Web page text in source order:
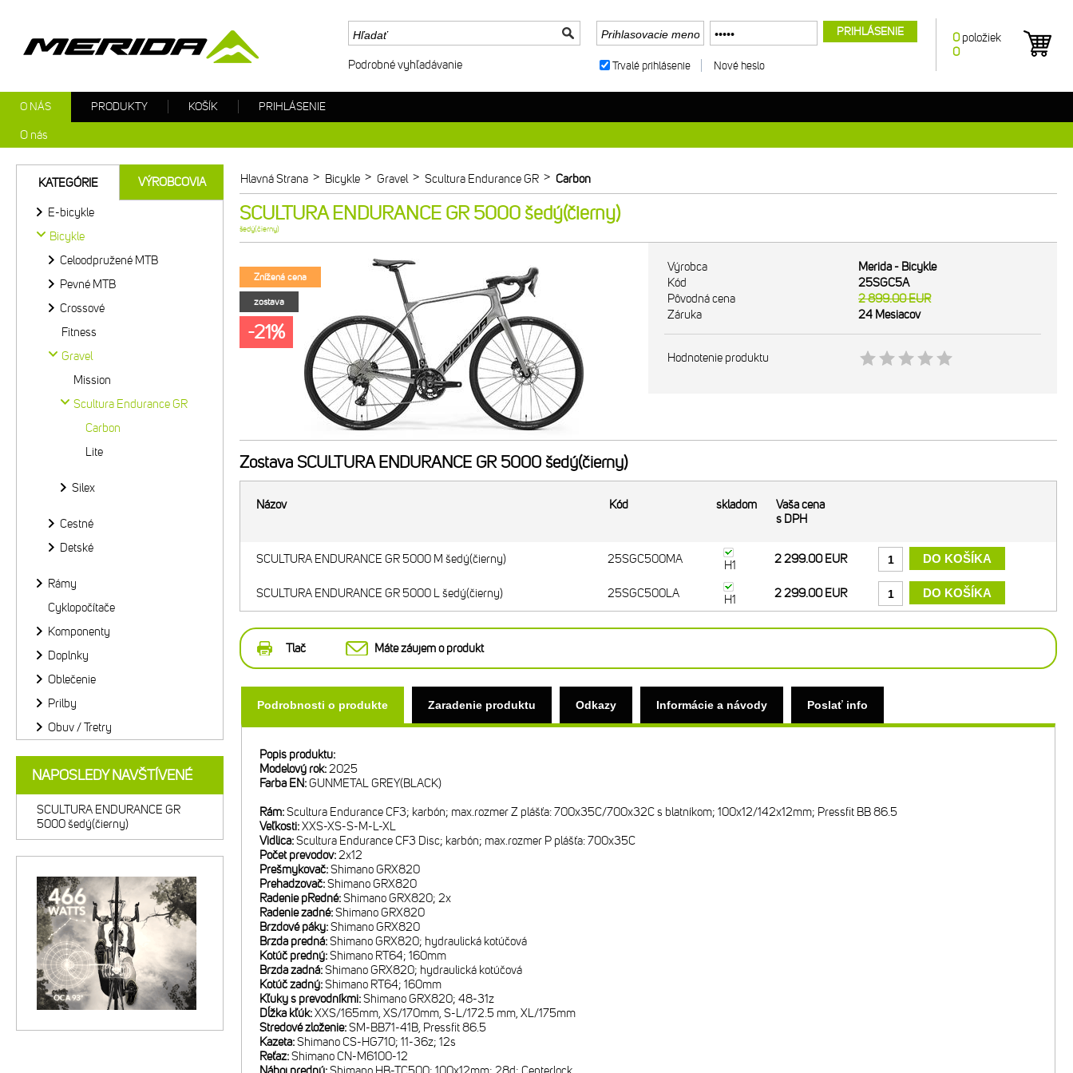
Hlavná Strana > Bicykle > Gravel > Scultura Endurance GR > Carbon
SCULTURA ENDURANCE GR 5000 šedý(čierny)
šedý(čierny)
Znížená cena
zostava
-21%
Výrobca
Merida - Bicykle
Kód
25SGC5A
Pôvodná cena
2 899.00EUR
Záruka
24 Mesiacov
Hodnotenie produktu
Zostava SCULTURA ENDURANCE GR 5000 šedý(čierny)
Názov Kód skladom
Vaša cena
s DPH
SCULTURA ENDURANCE GR 5000 M šedý(čierny) 25SGC500MA H1 2 299.00 EUR
SCULTURA ENDURANCE GR 5000 L šedý(čierny) 25SGC500LA H1 2 299.00 EUR
Tlač Máte záujem o produkt
Podrobnosti o produkte Zaradenie produktu Odkazy Informácie a návody Poslať info
Popis produktu:
Modelový rok:2025
Farba EN:GUNMETAL GREY(BLACK)
Rám:Scultura Endurance CF3; karbón; max.rozmer Z plášťa: 700x35C/700x32C s blatníkom; 100x12/142x12mm; Pressfit BB 86.5
Veľkosti:XXS-XS-S-M-L-XL
Vidlica:Scultura Endurance CF3 Disc; karbón; max.rozmer P plášťa: 700x35C
Počet prevodov:2x12
Prešmykovač:Shimano GRX820
Prehadzovač:Shimano GRX820
Radenie pRedné:Shimano GRX820; 2x
Radenie zadné:Shimano GRX820
Brzdové páky:Shimano GRX820
Brzda predná:Shimano GRX820; hydraulická kotúčová
Kotúč predný:Shimano RT64; 160mm
Brzda zadná:Shimano GRX820; hydraulická kotúčová
Kotúč zadný:Shimano RT64; 160mm
Kľuky s prevodníkmi:Shimano GRX820; 48-31z
Dĺžka kľúk:XXS/165mm, XS/170mm, S-L/172.5 mm, XL/175mm
Stredové zloženie:SM-BB71-41B, Pressfit 86.5
Kazeta:Shimano CS-HG710; 11-36z; 12s
Reťaz:Shimano CN-M6100-12
KATEGÓRIE VÝROBCOVIA
E-bicykle
Bicykle
Celoodpružené MTB
Pevné MTB
Crossové
Fitness
Gravel
Mission
Scultura Endurance GR
Carbon
Lite
Silex
Cestné
Detské
Rámy
Cyklopočítače
Komponenty
Doplnky
Oblečenie
Prilby
Obuv / Tretry
NAPOSLEDY NAVŠTÍVENÉ
SCULTURA ENDURANCE GR
5000 šedý(čierny)
Podrobné vyhľadávanie
O NÁS
O nás
PRODUKTY KOŠÍK PRIHLÁSENIE
0 položiek
0
PRIHLÁSENIE
Trvalé prihlásenie Nové heslo